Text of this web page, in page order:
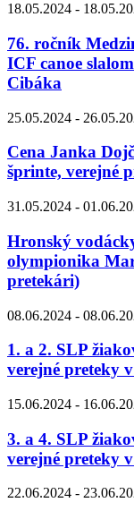
18.05.2024 -
76. ročník
ICF canoe
Cibáka
25.05.2024 -
Cena Janka
šprinte, verejné
31.05.2024 -
Hronský
olympionika
pretekári)
08.06.2024 -
1. a 2. SLP
verejné preteky
15.06.2024 -
3. a 4. SLP
verejné preteky
22.06.2024 -